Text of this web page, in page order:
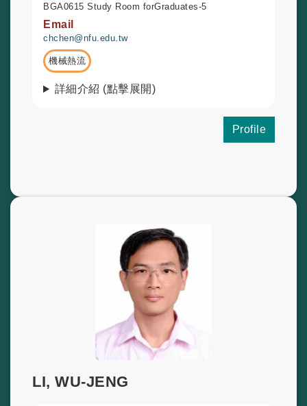
BGA0615 Study Room forGraduates-5
Email
chchen@nfu.edu.tw
機械熱流
詳細介紹 (點擊展開)
Profile
LI, WU-JENG